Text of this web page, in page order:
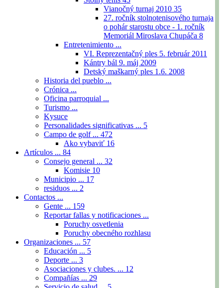
Vianočný turnaj 2010 35
27. ročník stolnotenisového turnaja
o pohár starostu obce - 1. ročník
Memoriál Miroslava Chupáča 8
Entretenimiento ...
VI. Reprezentačný ples 5. február 2011
Kántry bál 9. máj 2009
Detský maškarný ples 1.6. 2008
Historia del pueblo ...
Crónica ...
Oficina parroquial ...
Turismo ...
Kysuce
Personalidades significativas ... 5
Campo de golf ... 472
Ako vybaviť 16
Artículos ... 84
Consejo general ... 32
Komisie 10
Municipio ... 17
residuos ... 2
Contactos ...
Gente ... 159
Reportar fallas y notificaciones ...
Poruchy osvetlenia
Poruchy obecného rozhlasu
Organizaciones ... 57
Educación ... 5
Deporte ... 3
Asociaciones y clubes. ... 12
Compañías ... 29